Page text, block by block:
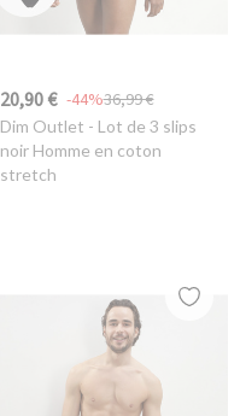
20,90 € 36,99 €
-44%
Dim Outlet - Lot de 3 slips
noir Homme en coton
stretch